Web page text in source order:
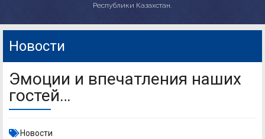
Республики Казахстан.
Новости
Эмоции и впечатления наших
гостей…
Новости